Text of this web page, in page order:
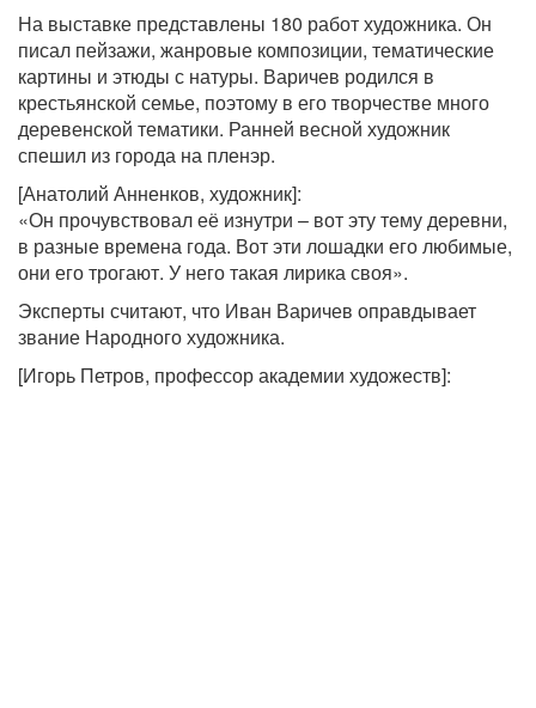
На выставке представлены 180 работ художника. Он
писал пейзажи, жанровые композиции, тематические
картины и этюды с натуры. Варичев родился в
крестьянской семье, поэтому в его творчестве много
деревенской тематики. Ранней весной художник
спешил из города на пленэр.
[Анатолий Анненков, художник]:
«Он прочувствовал её изнутри – вот эту тему деревни,
в разные времена года. Вот эти лошадки его любимые,
они его трогают. У него такая лирика своя».
Эксперты считают, что Иван Варичев оправдывает
звание Народного художника.
[Игорь Петров, профессор академии художеств]: